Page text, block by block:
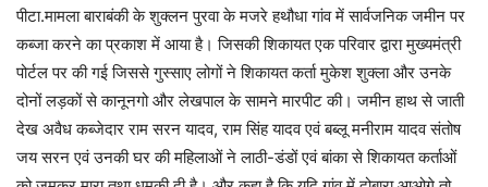
पीटा.मामला बाराबंकी के शुक्लन पुरवा के मजरे हथौधा गांव में सार्वजनिक जमीन पर
कब्जा करने का प्रकाश में आया है। जिसकी शिकायत एक परिवार द्वारा मुख्यमंत्री
पोर्टल पर की गई जिससे गुस्साए लोगों ने शिकायत कर्ता मुकेश शुक्ला और उनके
दोनों लड़कों से कानूनगो और लेखपाल के सामने मारपीट की। जमीन हाथ से जाती
देख अवैध कब्जेदार राम सरन यादव, राम सिंह यादव एवं बब्लू मनीराम यादव संतोष
जय सरन एवं उनकी घर की महिलाओं ने लाठी-डंडों एवं बांका से शिकायत कर्ताओं